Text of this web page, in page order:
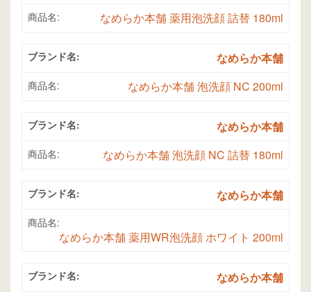
商品名: なめらか本舗 薬用泡洗顔 詰替 180ml
ブランド名: なめらか本舗
商品名: なめらか本舗 泡洗顔 NC 200ml
ブランド名: なめらか本舗
商品名: なめらか本舗 泡洗顔 NC 詰替 180ml
ブランド名: なめらか本舗
商品名:
なめらか本舗 薬用WR泡洗顔 ホワイト 200ml
ブランド名: なめらか本舗